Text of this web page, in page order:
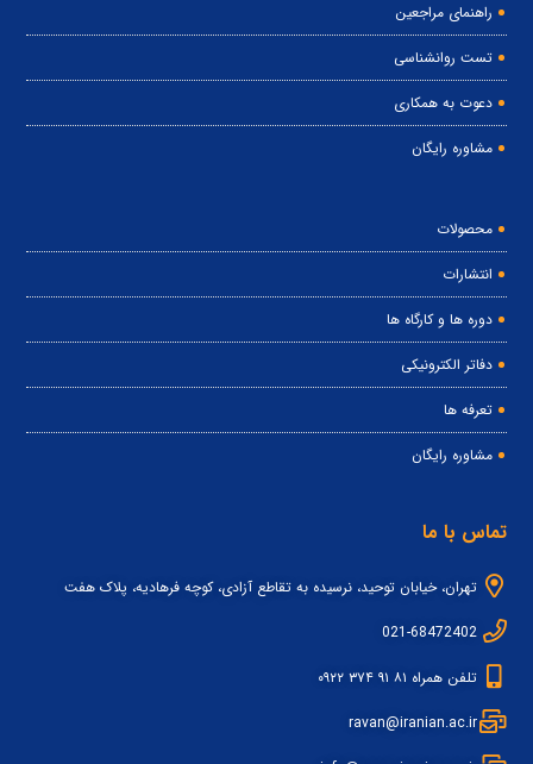
راهنمای مراجعین
تست روانشناسی
دعوت به همکاری
مشاوره رایگان
محصولات
انتشارات
دوره ها و کارگاه ها
دفاتر الکترونیکی
تعرفه ها
مشاوره رایگان
تماس با ما
تهران، خیابان توحید، نرسیده به تقاطع آزادی، کوچه فرهادیه، پلاک هفت
021-68472402
تلفن همراه ۸۱ ۹۱ ۳۷۴ ۰۹۲۲
ravan@iranian.ac.ir